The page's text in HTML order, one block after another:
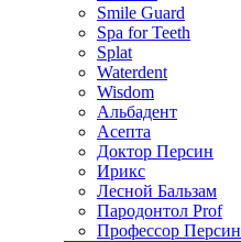
Smile Guard
Spa for Teeth
Splat
Waterdent
Wisdom
Альбадент
Асепта
Доктор Персин
Ирикс
Лесной Бальзам
Пародонтол Prof
Профессор Персин